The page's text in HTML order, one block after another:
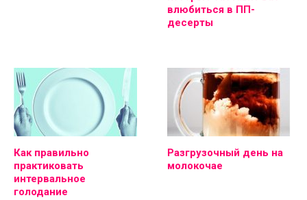
влюбиться в ПП-
десерты
Как правильно
практиковать
интервальное
голодание
Разгрузочный день на
молокочае